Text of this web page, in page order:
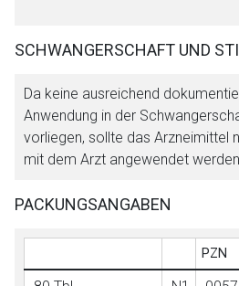
SCHWANGERSCHAFT UND
Da keine ausreichend
Anwendung in der
vorliegen, sollte das Arzneimittel
mit dem Arzt angewendet werden.
PACKUNGSANGABEN
PZN